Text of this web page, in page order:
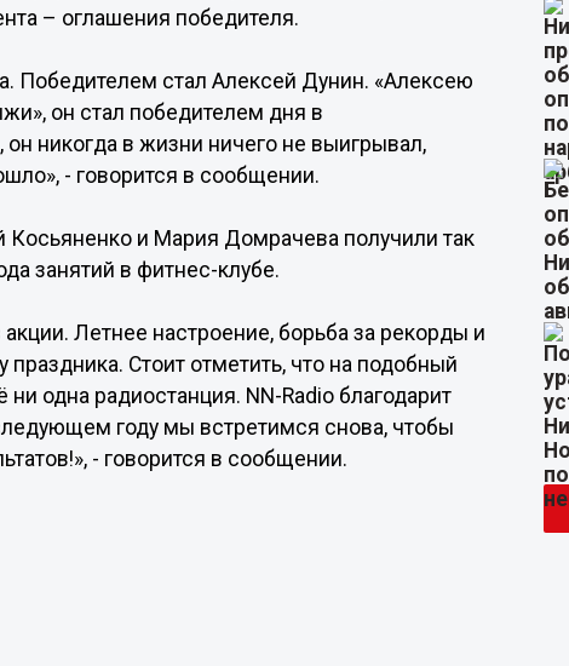
– оглашения победителя.
Победителем стал Алексей Дунин. «Алексею
он стал победителем дня в
никогда в жизни ничего не выигрывал,
- говорится в сообщении.
и Мария Домрачева получили так
занятий в фитнес-клубе.
Летнее настроение, борьба за рекорды и
Стоит отметить, что на подобный
одна радиостанция. NN-Radio благодарит
году мы встретимся снова, чтобы
- говорится в сообщении.